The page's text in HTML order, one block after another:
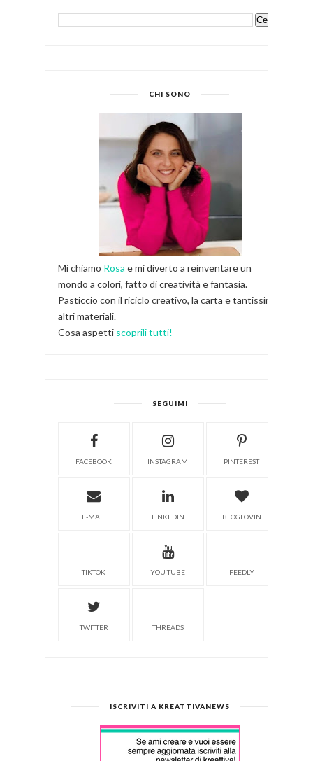
CHI SONO
Mi chiamo Rosa e mi diverto a reinventare un
mondo a colori, fatto di creatività e fantasia.
Pasticcio con il riciclo creativo, la carta e tantissimi
altri materiali.
Cosa aspetti scoprili tutti!
SEGUIMI
FACEBOOK INSTAGRAM PINTEREST
E-MAIL LINKEDIN BLOGLOVIN
TIKTOK YOU TUBE FEEDLY
TWITTER THREADS
ISCRIVITI A KREATTIVANEWS